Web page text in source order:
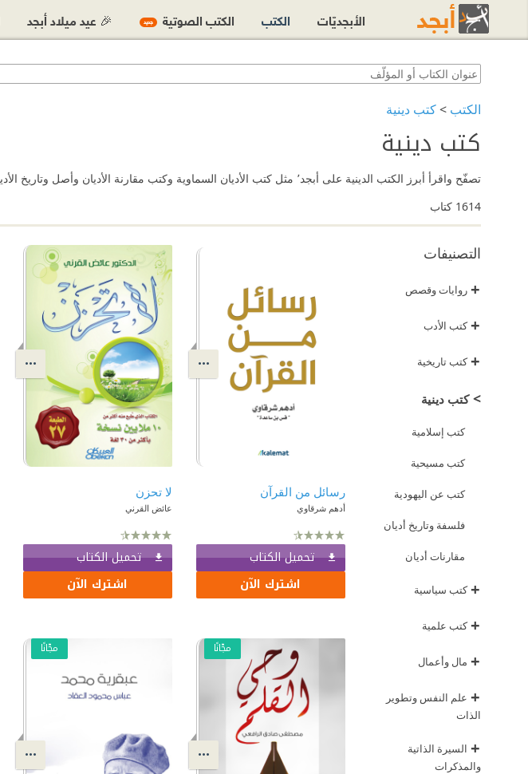
الكتب >كتب دينية
كتب دينية
تصفّح واقرأ أبرز الكتب الدينية على أبجد٬ مثل كتب الأديان السماوية وكتب مقارنة الأديان وأصل وتاريخ الأديان وغيرها من الكتب الدينية.
1614 كتاب
التصنيفات
+ روايات وقصص
+كتب الأدب
+كتب تاريخية
>كتب دينية
كتب إسلامية
كتب مسيحية
كتب عن اليهودية
فلسفة وتاريخ أديان
مقارنات أديان
+كتب سياسية
+كتب علمية
+ مال وأعمال
+ علم النفس وتطوير
الذات
+ السيرة الذاتية
والمذكرات
رسائل من القرآن
أدهم شرقاوي
تحميل الكتاب
اشترك الآن
لا تحزن
عائض القرني
تحميل الكتاب
اشترك الآن
مجّانًا مجّانًا
الأبجديّات الكتب الكتب الصوتية جديد 🎉 عيد ميلاد أبجد